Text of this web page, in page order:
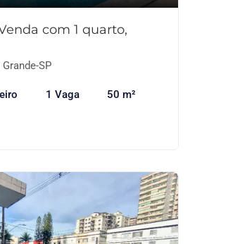
com 1 quarto,
SP
1 Vaga 50 m²